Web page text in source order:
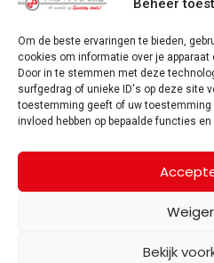
Beheer
Om de beste ervaringen te bieden,
cookies om informatie over je
Door in te stemmen met deze
surfgedrag of unieke ID's op deze site
toestemming geeft of uw toestemming
invloed hebben op bepaalde functies
Bekijk
PRIVACYVERKLARING